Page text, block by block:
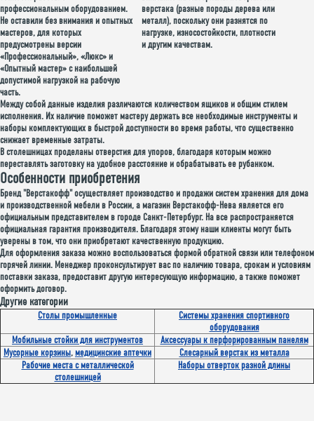
профессиональным оборудованием.
Не оставили без внимания и опытных
мастеров, для которых
предусмотреныверсии
«Профессиональный», «Люкс» и
«Опытный мастер»с наибольшей
допустимой нагрузкой на рабочую
часть.
верстака(разные породы дерева или
металл), поскольку они разнятся по
нагрузке, износостойкости, плотности
и другим качествам.
Между собой данные изделия различаются количеством ящиков и общим стилем
исполнения. Их наличие поможет мастеру держать все необходимые инструменты и
наборы комплектующих в быстрой доступности во время работы, что существенно
снижает временные затраты.
В столешницах проделаны отверстия для упоров, благодаря которым можно
переставлять заготовку на удобное расстояниеи обрабатывать ее рубанком.
Особенности приобретения
Бренд "Верстакофф" осуществляет производство и продажи систем хранения для дома
и производственной мебели в России, а магазин Верстакофф-Нева является его
официальным представителем в городе Санкт-Петербург. На все распространяется
официальная гарантия производителя. Благодаря этому наши клиенты могут быть
уверены в том, что они приобретают качественную продукцию.
Для оформления заказа можно воспользоваться формой обратной связи или телефоном
горячей линии. Менеджер проконсультирует вас по наличию товара, срокам и условиям
поставки заказа, предоставит другую интересующую информацию, а также поможет
оформить договор.
Другие категории
Столы промышленные
Системы хранения спортивного
оборудования
Мобильные стойки для инструментов
Аксессуары к перфорированным панелям
Мусорные корзины,медицинские аптечки
Слесарный верстак из металла
Рабочие места с металлической
столешницей
Наборы отверток разной длины